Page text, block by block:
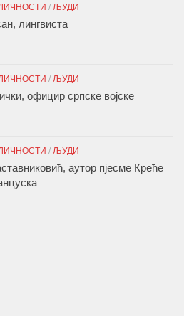
/ ЉУДИ
лингвиста
/ ЉУДИ
официр српске војске
/ ЉУДИ
аутор пјесме Креће